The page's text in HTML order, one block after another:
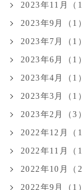
2023年11月（1
2023年9月（1）
2023年7月（1）
2023年6月（1）
2023年4月（1）
2023年3月（1）
2023年2月（3）
2022年12月（1
2022年11月（1
2022年10月（2
2022年9月（1）